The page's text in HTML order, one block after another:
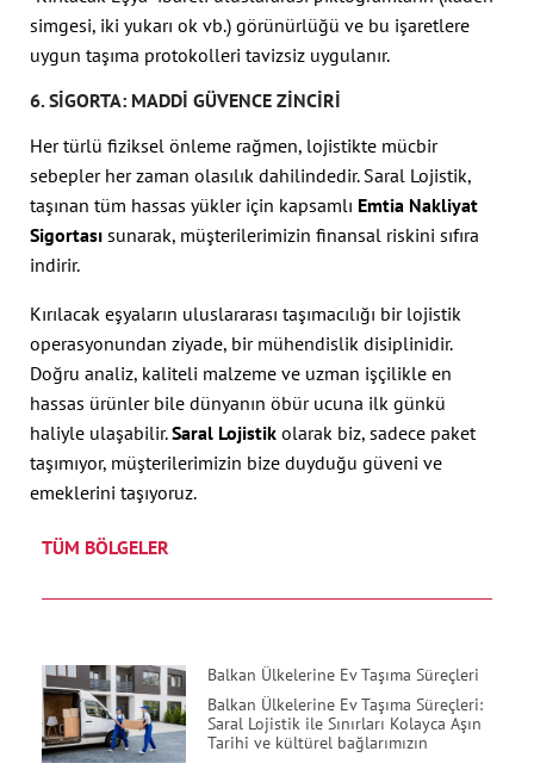
simgesi, iki yukarı ok vb.) görünürlüğü ve bu işaretlere
uygun taşıma protokolleri tavizsiz uygulanır.
6. SIGORTA: MADDI GÜVENCE ZINCIRI
Her türlü fiziksel önleme rağmen, lojistikte mücbir
sebepler her zaman olasılık dahilindedir. Saral Lojistik,
taşınan tüm hassas yükler için kapsamlı Emtia Nakliyat
Sigortası sunarak, müşterilerimizin finansal riskini sıfıra
indirir.
Kırılacak eşyaların uluslararası taşımacılığı bir lojistik
operasyonundan ziyade, bir mühendislik disiplinidir.
Doğru analiz, kaliteli malzeme ve uzman işçilikle en
hassas ürünler bile dünyanın öbür ucuna ilk günkü
haliyle ulaşabilir.Saral Lojistik olarak biz, sadece paket
taşımıyor, müşterilerimizin bize duyduğu güveni ve
emeklerini taşıyoruz.
TÜM BÖLGELER
Balkan Ülkelerine Ev Taşıma Süreçleri
Balkan Ülkelerine Ev Taşıma Süreçleri:
Saral Lojistik ile Sınırları Kolayca Aşın
Tarihi ve kültürel bağlarımızın